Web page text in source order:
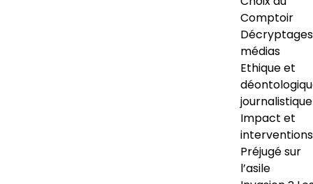
Comptoir
Décryptages
médias
Ethique et
journalistique
Impact et
interventions
Préjugé sur
l’asile